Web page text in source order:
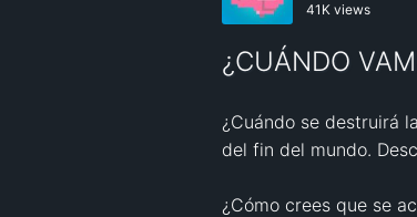
41K views
¿CUÁNDO
¿Cuándo se destruirá
del fin del mundo.
¿Cómo crees que se